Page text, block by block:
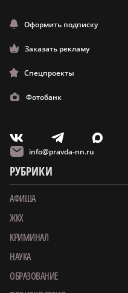
Оформить подписку
Заказать рекламу
Спецпроекты
Фотобанк
V T X
info@pravda-nn.ru
РУБРИКИ
АФИША
ЖКХ
КРИМИНАЛ
НАУКА
ОБРАЗОВАНИЕ